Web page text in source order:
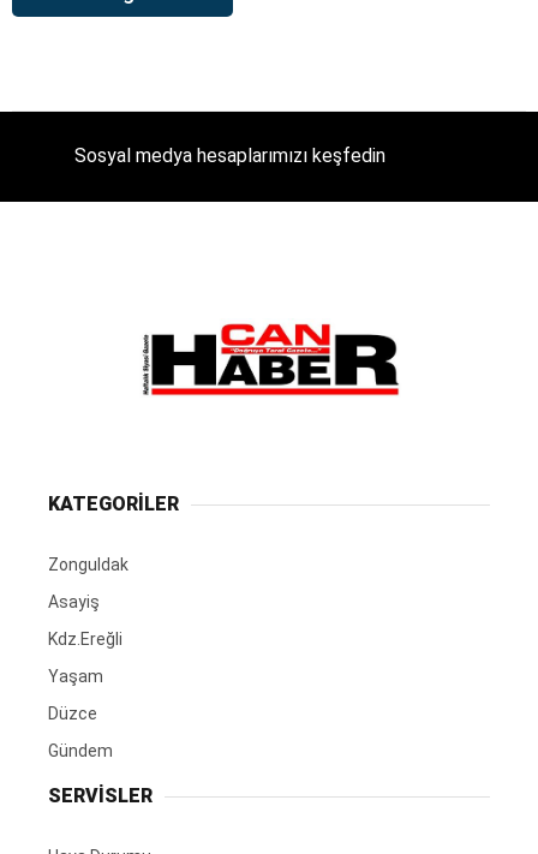
Sosyal medya hesaplarımızı keşfedin
KATEGORİLER
Zonguldak
Asayiş
Kdz.Ereğli
Yaşam
Düzce
Gündem
SERVİSLER